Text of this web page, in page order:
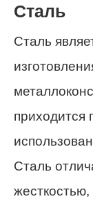
Сталь
Сталь
Сталь
жесткостью,